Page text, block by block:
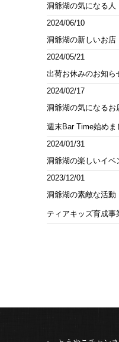
洞爺湖の気になる
2024/06/10
洞爺湖の新しいお
2024/05/21
出荷お休みのお知ら
2024/02/17
洞爺湖の気になる
週末Bar Time始めま
2024/01/31
洞爺湖の楽しいイ
2023/12/01
洞爺湖の素敵な活
ティアキッズ育成事